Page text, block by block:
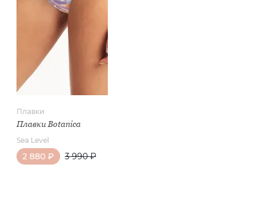
Плавки
Плавки Botanica
Sea Level
2 880 ₽ 3 990 ₽